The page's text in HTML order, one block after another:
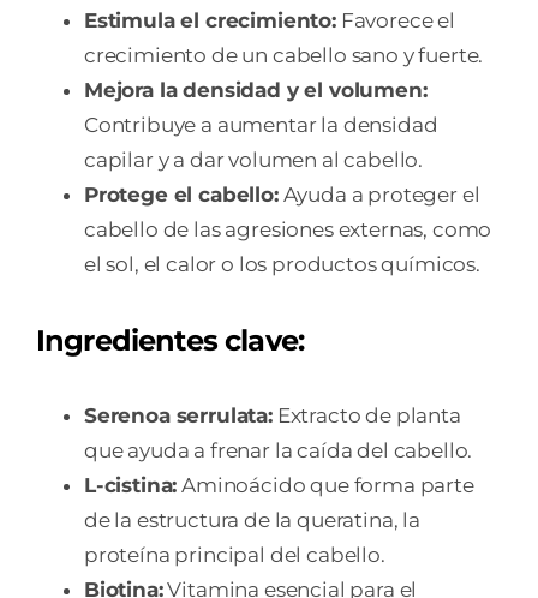
Estimula el crecimiento:Favorece el
crecimiento de un cabello sano y fuerte.
Mejora la densidad y el volumen:
Contribuye a aumentar la densidad
capilar y a dar volumen al cabello.
Protege el cabello:Ayuda a proteger el
cabello de las agresiones externas, como
el sol, el calor o los productos químicos.
Ingredientes clave:
Serenoa serrulata:Extracto de planta
que ayuda a frenar la caída del cabello.
L-cistina: Aminoácido que forma parte
de la estructura de la queratina, la
proteína principal del cabello.
Biotina:Vitamina esencial para el